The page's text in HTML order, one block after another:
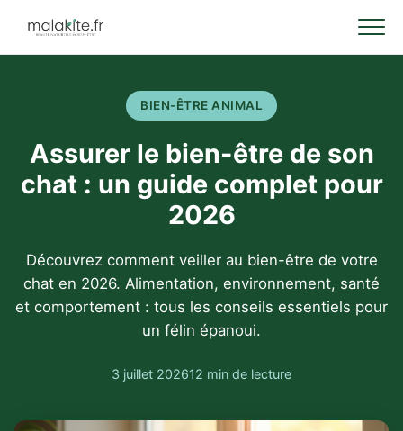
BIEN-ÊTRE ANIMAL
Assurer le bien-être de son
chat : un guide complet pour
2026
Découvrez comment veiller au bien-être de votre
chat en 2026. Alimentation, environnement, santé
et comportement : tous les conseils essentiels pour
un félin épanoui.
3 juillet 202612 min de lecture